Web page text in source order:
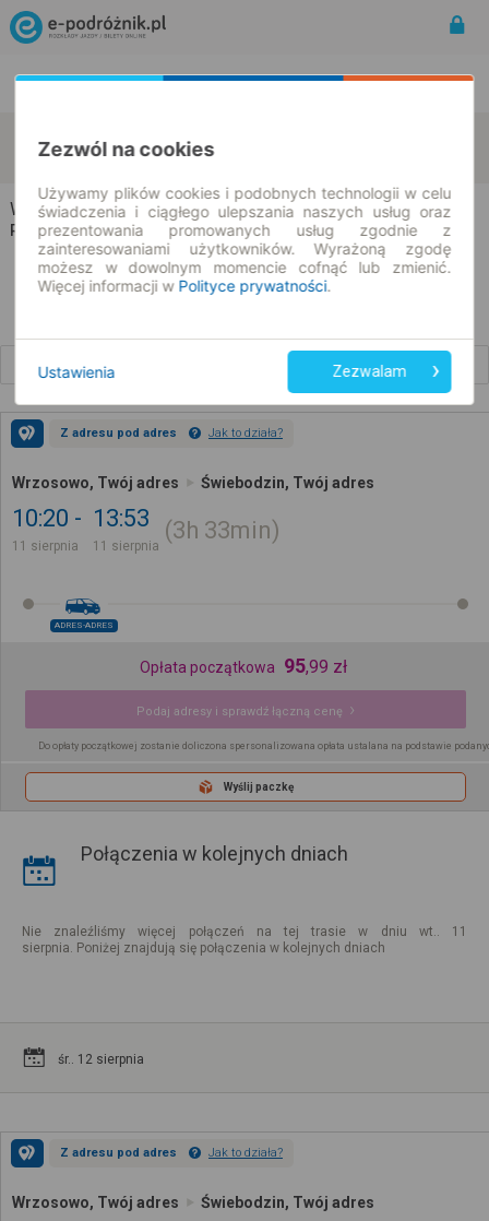
11.08.2026 | -- : --
Wrzosowo → Świebodzin
Rozkład jazdy i bilety
Z adresu pod adres Jak to działa?
Wrzosowo, Twój adres Świebodzin, Twój adres
10:20
11 sierpnia
13:53
11 sierpnia
3h 33min
ADRES-ADRES
Opłata początkowa 95,99 zł
Podaj adresy i sprawdź łączną cenę
Do opłaty początkowej zostanie doliczona spersonalizowana opłata ustalana na podstawie
Wyślij paczkę
Połączenia w kolejnych dniach
Nie znaleźliśmy więcej połączeń na tej trasie w dniu wt.. 11
sierpnia. Poniżej znajdują się połączenia w kolejnych dniach
śr.. 12 sierpnia
Z adresu pod adres Jak to działa?
Wrzosowo, Twój adres Świebodzin, Twój adres
Zezwól na cookies
Używamy plików cookies i podobnych technologii w celu
świadczenia i ciągłego ulepszania naszych usług oraz
prezentowania promowanych usług zgodnie z
zainteresowaniami użytkowników. Wyrażoną zgodę
możesz w dowolnym momencie cofnąć lub zmienić.
Więcej informacji w Polityce prywatności.
Ustawienia Zezwalam